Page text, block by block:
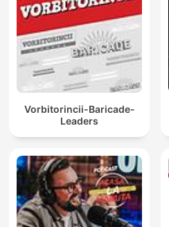
Vorbitorincii-Baricade-
Leaders